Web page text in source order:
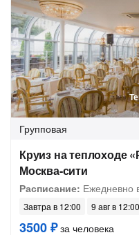
Групповая
Круиз на теплоходе
Москва-сити
Расписание: Ежедневно
Завтра в 12:00 9 авг в 12:00
3500 ₽за человека